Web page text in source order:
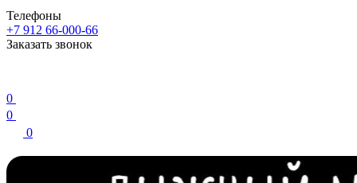
Телефоны
+7 912 66-000-66
Заказать звонок
0
0
0